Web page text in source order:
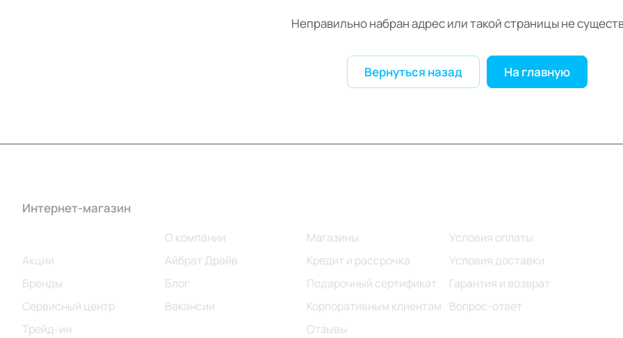
Неправильно набран адрес или такой страницы не
Вернуться назад На главную
Интернет-магазин
Акции
Бренды
Сервисный центр
Трейд-ин
О компании
Айбрат Драйв
Блог
Вакансии
Магазины
Кредит и рассрочка
Подарочный сертификат
Корпоративным клиентам
Отзывы
Условия оплаты
Условия доставки
Гарантия и возврат
Вопрос-ответ